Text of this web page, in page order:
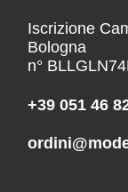
Iscrizione
Bologna
n°
+39 051 46